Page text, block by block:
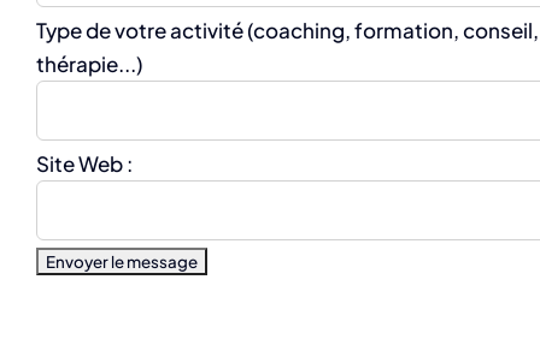
Type de votre activité (coaching, formation, conseil,
thérapie...)
Site Web :